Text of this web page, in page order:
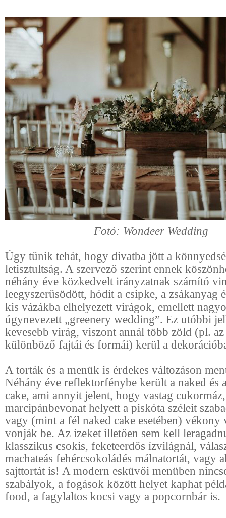
Fotó: Wondeer Wedding
Úgy tűnik tehát, hogy divatba jött a
letisztultság. A szervező szerint ennek
néhány éve közkedvelt irányzatnak számító
leegyszerűsödött, hódít a csipke, a zsákanyag
kis vázákba elhelyezett virágok, emellett
úgynevezett „greenery wedding”. Ez utóbbi
kevesebb virág, viszont annál több zöld (pl.
különböző fajtái és formái) kerül a
A torták és a menük is érdekes változáson
Néhány éve reflektorfénybe került a naked és
cake, ami annyit jelent, hogy vastag
marcipánbevonat helyett a piskóta széleit
vagy (mint a fél naked cake esetében) vékony
vonják be. Az ízeket illetően sem kell
klasszikus csokis, feketeerdős ízvilágnál,
machateás fehércsokoládés málnatortát, vagy
sajttortát is! A modern esküvői menüben
szabályok, a fogások között helyet kaphat
food, a fagylaltos kocsi vagy a popcornbár is.